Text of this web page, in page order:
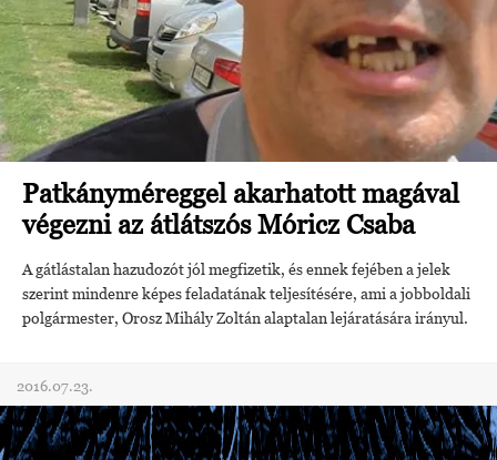
Patkányméreggel akarhatott magával
végezni az átlátszós Móricz Csaba
A gátlástalan hazudozót jól megfizetik, és ennek fejében a jelek
szerint mindenre képes feladatának teljesítésére, ami a jobboldali
polgármester, Orosz Mihály Zoltán alaptalan lejáratására irányul.
2016.07.23.